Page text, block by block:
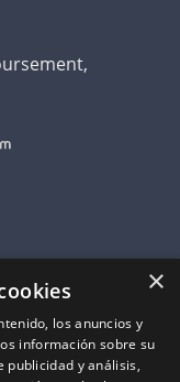
×
los anuncios y
información sobre su
publicidad y análisis,